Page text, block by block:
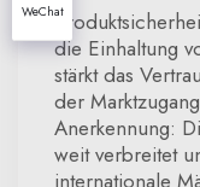
die Einhaltung
stärkt das
der
Anerkennung:
weit verbreitet
internationale
WeChat